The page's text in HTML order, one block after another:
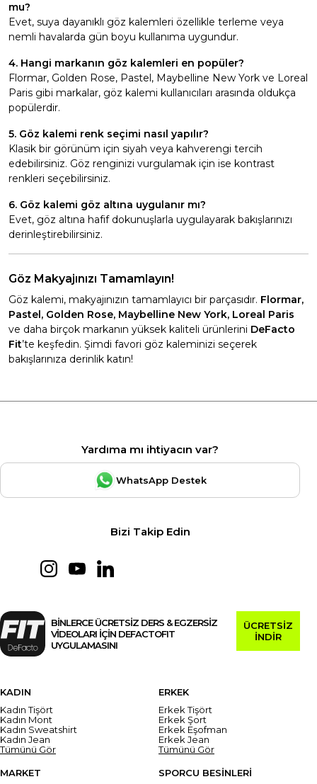
mu?
Evet, suya dayanıklı göz kalemleri özellikle terleme veya
nemli havalarda gün boyu kullanıma uygundur.
4. Hangi markanın göz kalemleri en popüler?
Flormar, Golden Rose, Pastel, Maybelline New York ve Loreal
Paris gibi markalar, göz kalemi kullanıcıları arasında oldukça
popülerdir.
5. Göz kalemi renk seçimi nasıl yapılır?
Klasik bir görünüm için siyah veya kahverengi tercih
edebilirsiniz. Göz renginizi vurgulamak için ise kontrast
renkleri seçebilirsiniz.
6. Göz kalemi göz altına uygulanır mı?
Evet, göz altına hafif dokunuşlarla uygulayarak bakışlarınızı
derinleştirebilirsiniz.
Göz Makyajınızı Tamamlayın!
Göz kalemi, makyajınızın tamamlayıcı bir parçasıdır. Flormar,
Pastel, Golden Rose, Maybelline New York, Loreal Paris
ve daha birçok markanın yüksek kaliteli ürünlerini DeFacto
Fit’te keşfedin. Şimdi favori göz kaleminizi seçerek
bakışlarınıza derinlik katın!
Yardıma mı ihtiyacın var?
WhatsApp Destek
Bizi Takip Edin
BİNLERCE ÜCRETSİZ DERS & EGZERSİZ
VİDEOLARI İÇİN DEFACTOFIT
UYGULAMASINI
ÜCRETSİZ
İNDİR
KADIN
Kadın Tişört
Kadın Mont
Kadın Sweatshirt
Kadın Jean
Tümünü Gör
ERKEK
Erkek Tişört
Erkek Şort
Erkek Eşofman
Erkek Jean
Tümünü Gör
MARKET
SPORCU BESİNLERİ